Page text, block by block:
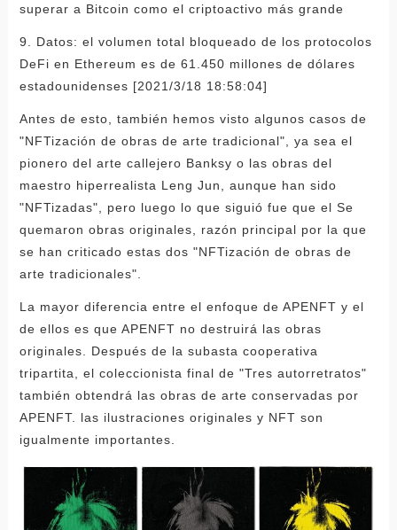
superar a Bitcoin como el criptoactivo más grande
9. Datos: el volumen total bloqueado de los protocolos
DeFi en Ethereum es de 61.450 millones de dólares
estadounidenses [2021/3/18 18:58:04]
Antes de esto, también hemos visto algunos casos de
"NFTización de obras de arte tradicional", ya sea el
pionero del arte callejero Banksy o las obras del
maestro hiperrealista Leng Jun, aunque han sido
"NFTizadas", pero luego lo que siguió fue que el Se
quemaron obras originales, razón principal por la que
se han criticado estas dos "NFTización de obras de
arte tradicionales".
La mayor diferencia entre el enfoque de APENFT y el
de ellos es que APENFT no destruirá las obras
originales. Después de la subasta cooperativa
tripartita, el coleccionista final de "Tres autorretratos"
también obtendrá las obras de arte conservadas por
APENFT. las ilustraciones originales y NFT son
igualmente importantes.